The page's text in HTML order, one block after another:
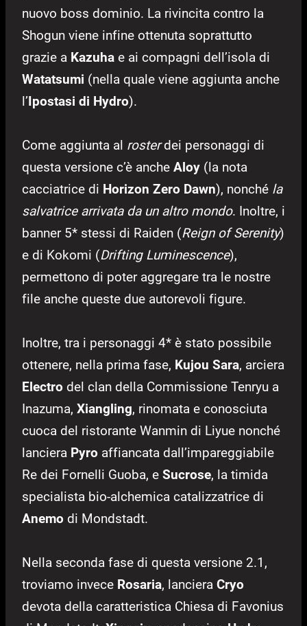
nuovo boss dominio. La rivincita contro la
Shogun viene infine ottenuta soprattutto
grazie a Kazuha e ai compagni dell’isola di
Watatsumi (nella quale viene aggiunta anche
l’Ipostasi di Hydro).
Come aggiunta al rosterdei personaggi di
questa versione c’è anche Aloy (la nota
cacciatrice di Horizon Zero Dawn), nonché la
salvatrice arrivata da un altro mondo. Inoltre, i
banner 5* stessi di Raiden (Reign of Serenity)
e di Kokomi (Drifting Luminescence),
permettono di poter aggregare tra le nostre
file anche queste due autorevoli figure.
Inoltre, tra i personaggi 4* è stato possibile
ottenere, nella prima fase, Kujou Sara, arciera
Electro del clan della Commissione Tenryu a
Inazuma, Xiangling, rinomata e conosciuta
cuoca del ristorante Wanmin di Liyue nonché
lanciera Pyro affiancata dall’impareggiabile
Re dei Fornelli Guoba, e Sucrose, la timida
specialista bio-alchemica catalizzatrice di
Anemo di Mondstadt.
Nella seconda fase di questa versione 2.1,
troviamo invece Rosaria, lanciera Cryo
devota della caratteristica Chiesa di Favonius